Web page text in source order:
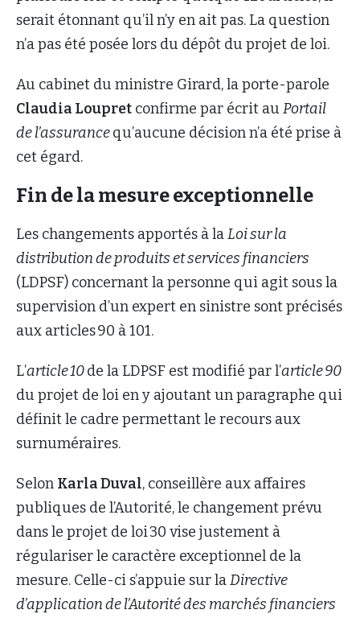
serait étonnant qu’il n’y en ait pas. La question
n’a pas été posée lors du dépôt du projet de loi.
Au cabinet du ministre Girard, la porte-parole
Claudia Loupret confirme par écrit au Portail
de l’assurancequ’aucune décision n’a été prise à
cet égard.
Fin de la mesure exceptionnelle
Les changements apportés à laLoi sur la
distribution de produits et services financiers
(LDPSF) concernant la personne qui agit sous la
supervision d’un expert en sinistre sont précisés
aux articles 90 à 101.
L’article 10de la LDPSF est modifié par l’article 90
du projet de loi en y ajoutant un paragraphe qui
définit le cadre permettant le recours aux
surnuméraires.
Selon Karla Duval, conseillère aux affaires
publiques de l’Autorité, le changement prévu
dans le projet de loi 30 vise justement à
régulariser le caractère exceptionnel de la
mesure. Celle-ci s’appuie sur laDirective
d’application de l’Autorité des marchés financiers